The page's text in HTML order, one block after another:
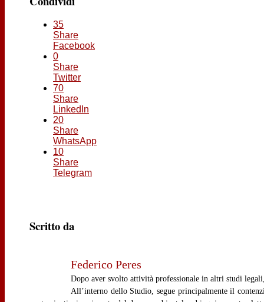
35
Share
Facebook
0
Share
Twitter
70
Share
LinkedIn
20
Share
WhatsApp
10
Share
Telegram
Scritto da
Federico Peres
Dopo aver svolto attività professionale in altri studi
All’interno dello Studio, segue principalmente il